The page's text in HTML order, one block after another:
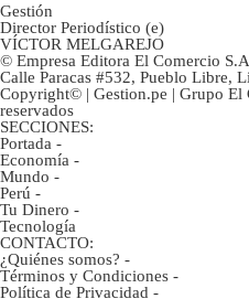
Gestión
Director Periodístico (e)
VÍCTOR MELGAREJO
© Empresa Editora El Comercio
Calle Paracas #532, Pueblo Libre,
Copyright© | Gestion.pe | Grupo El
reservados
SECCIONES:
Portada -
Economía -
Mundo -
Perú -
Tu Dinero -
Tecnología
CONTACTO:
¿Quiénes somos? -
Términos y Condiciones -
Política de Privacidad -